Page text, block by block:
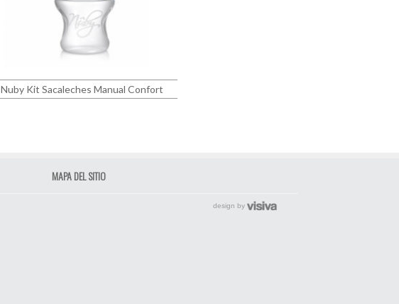
Nuby Kit Sacaleches Manual Confort
MAPA DEL SITIO
design by